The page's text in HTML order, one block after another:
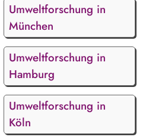
Umweltforschung in
München
Umweltforschung in
Hamburg
Umweltforschung in
Köln